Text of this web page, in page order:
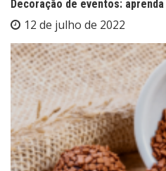
Decoração de eventos:
12 de julho de 2022